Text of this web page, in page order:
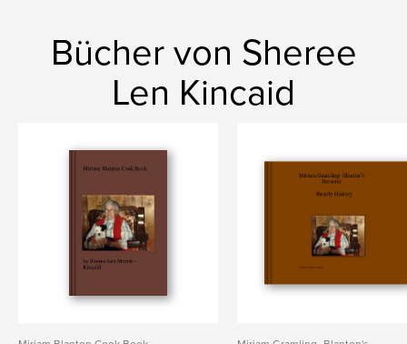
Bücher von Sheree
Len Kincaid